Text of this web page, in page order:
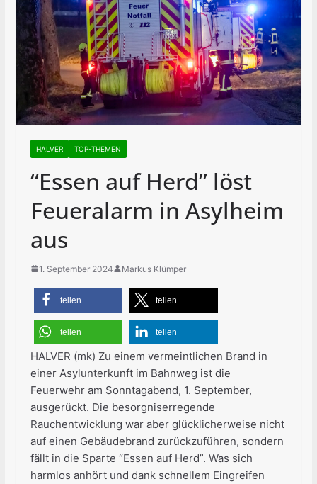
HALVER TOP-THEMEN
“Essen auf Herd” löst
Feueralarm in Asylheim
aus
1. September 2024 Markus Klümper
teilen teilen
teilen teilen
HALVER (mk) Zu einem vermeintlichen Brand in
einer Asylunterkunft im Bahnweg ist die
Feuerwehr am Sonntagabend, 1. September,
ausgerückt. Die besorgniserregende
Rauchentwicklung war aber glücklicherweise nicht
auf einen Gebäudebrand zurückzuführen, sondern
fällt in die Sparte “Essen auf Herd”. Was sich
harmlos anhört und dank schnellem Eingreifen